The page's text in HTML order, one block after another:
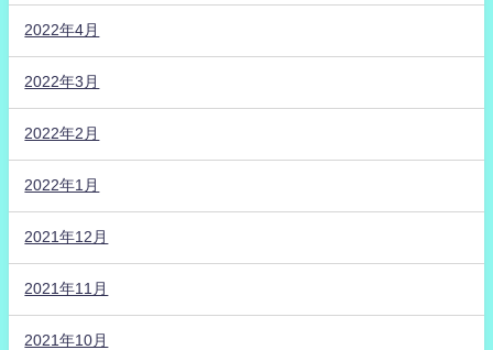
2022年4月
2022年3月
2022年2月
2022年1月
2021年12月
2021年11月
2021年10月